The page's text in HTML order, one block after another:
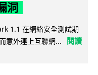
洞
1.1 在網絡安全測試期
意外連上互聯網...
閱讀